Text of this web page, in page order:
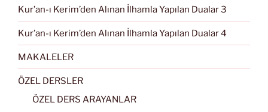
Kur’an-ı Kerim’den Alınan İlhamla Yapılan Dualar 3
Kur’an-ı Kerim’den Alınan İlhamla Yapılan Dualar 4
MAKALELER
ÖZEL DERSLER
ÖZEL DERS ARAYANLAR